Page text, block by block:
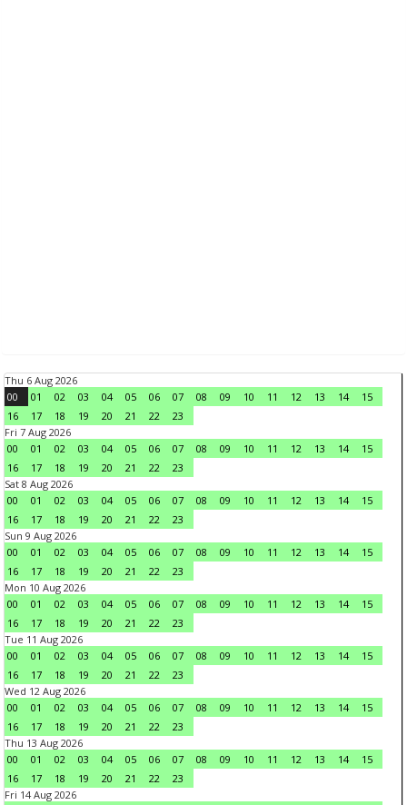
Thu 6 Aug 2026
00
01 02 03 04 05 06 07 08 09 10 11 12 13 14
15
16
17 18 19 20 21 22
23
Fri 7 Aug 2026
00
01 02 03 04 05 06 07 08 09 10 11 12 13 14
15
16
17 18 19 20 21 22
23
Sat 8 Aug 2026
00
01 02 03 04 05 06 07 08 09 10 11 12 13 14
15
16
17 18 19 20 21 22
23
Sun 9 Aug 2026
00
01 02 03 04 05 06 07 08 09 10 11 12 13 14
15
16
17 18 19 20 21 22
23
Mon 10 Aug 2026
00
01 02 03 04 05 06 07 08 09 10 11 12 13 14
15
16
17 18 19 20 21 22
23
Tue 11 Aug 2026
00
01 02 03 04 05 06 07 08 09 10 11 12 13 14
15
16
17 18 19 20 21 22
23
Wed 12 Aug 2026
00
01 02 03 04 05 06 07 08 09 10 11 12 13 14
15
16
17 18 19 20 21 22
23
Thu 13 Aug 2026
00
01 02 03 04 05 06 07 08 09 10 11 12 13 14
15
16
17 18 19 20 21 22
23
Fri 14 Aug 2026